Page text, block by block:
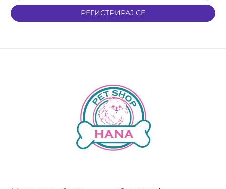
РЕГИСТРИРАЈ СЕ